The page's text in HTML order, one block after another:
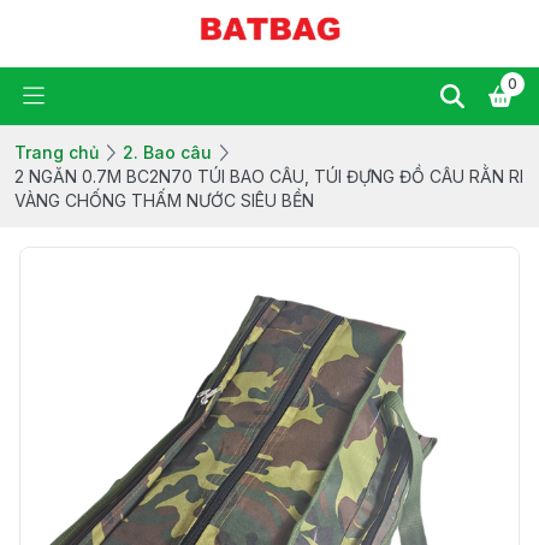
0
Trang chủ
2. Bao câu
2 NGĂN 0.7M BC2N70 TÚI BAO CÂU, TÚI ĐỰNG ĐỒ CÂU RẰN RI
VÀNG CHỐNG THẤM NƯỚC SIÊU BỀN